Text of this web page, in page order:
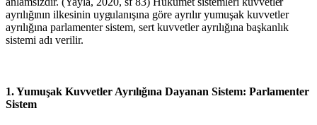
ayrılığının ilkesinin uygulanışına göre ayrılır yumuşak kuvvetler
ayrılığına parlamenter sistem, sert kuvvetler ayrılığına başkanlık
sistemi adı verilir.
1. Yumuşak Kuvvetler Ayrılığına Dayanan Sistem: Parlamenter
Sistem